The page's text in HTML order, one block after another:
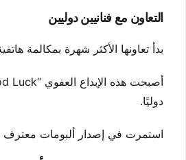
التعاون مع فنانيين دوليين
بدأ تعاونها الأكثر شهرة بمكالمة
دوليًا.
استمرت في إصدار ألبومات معترف بها. شملت